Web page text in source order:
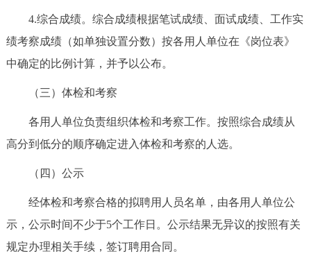
4.综合成绩。综合成绩根据笔试成绩、面试成绩、工作实
绩考察成绩（如单独设置分数）按各用人单位在《岗位表》
中确定的比例计算，并予以公布。
（三）体检和考察
各用人单位负责组织体检和考察工作。按照综合成绩从
高分到低分的顺序确定进入体检和考察的人选。
（四）公示
经体检和考察合格的拟聘用人员名单，由各用人单位公
示，公示时间不少于5个工作日。公示结果无异议的按照有关
规定办理相关手续，签订聘用合同。